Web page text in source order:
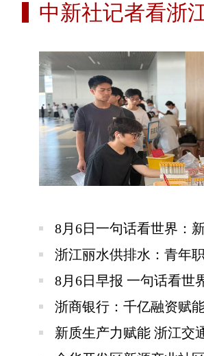
中新社记者看浙
8月6日一句话看世界：
浙江丽水供排水：青年
8月6日早报 一句话看世
浙商银行：千亿融资赋
新质生产力赋能 浙江交